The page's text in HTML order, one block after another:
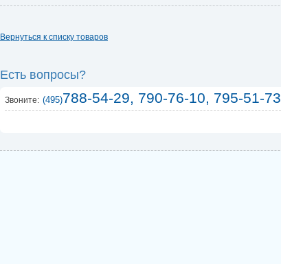
Вернуться к списку товаров
Есть вопросы?
Звоните: (495)788-54-29, 790-76-10, 795-51-73